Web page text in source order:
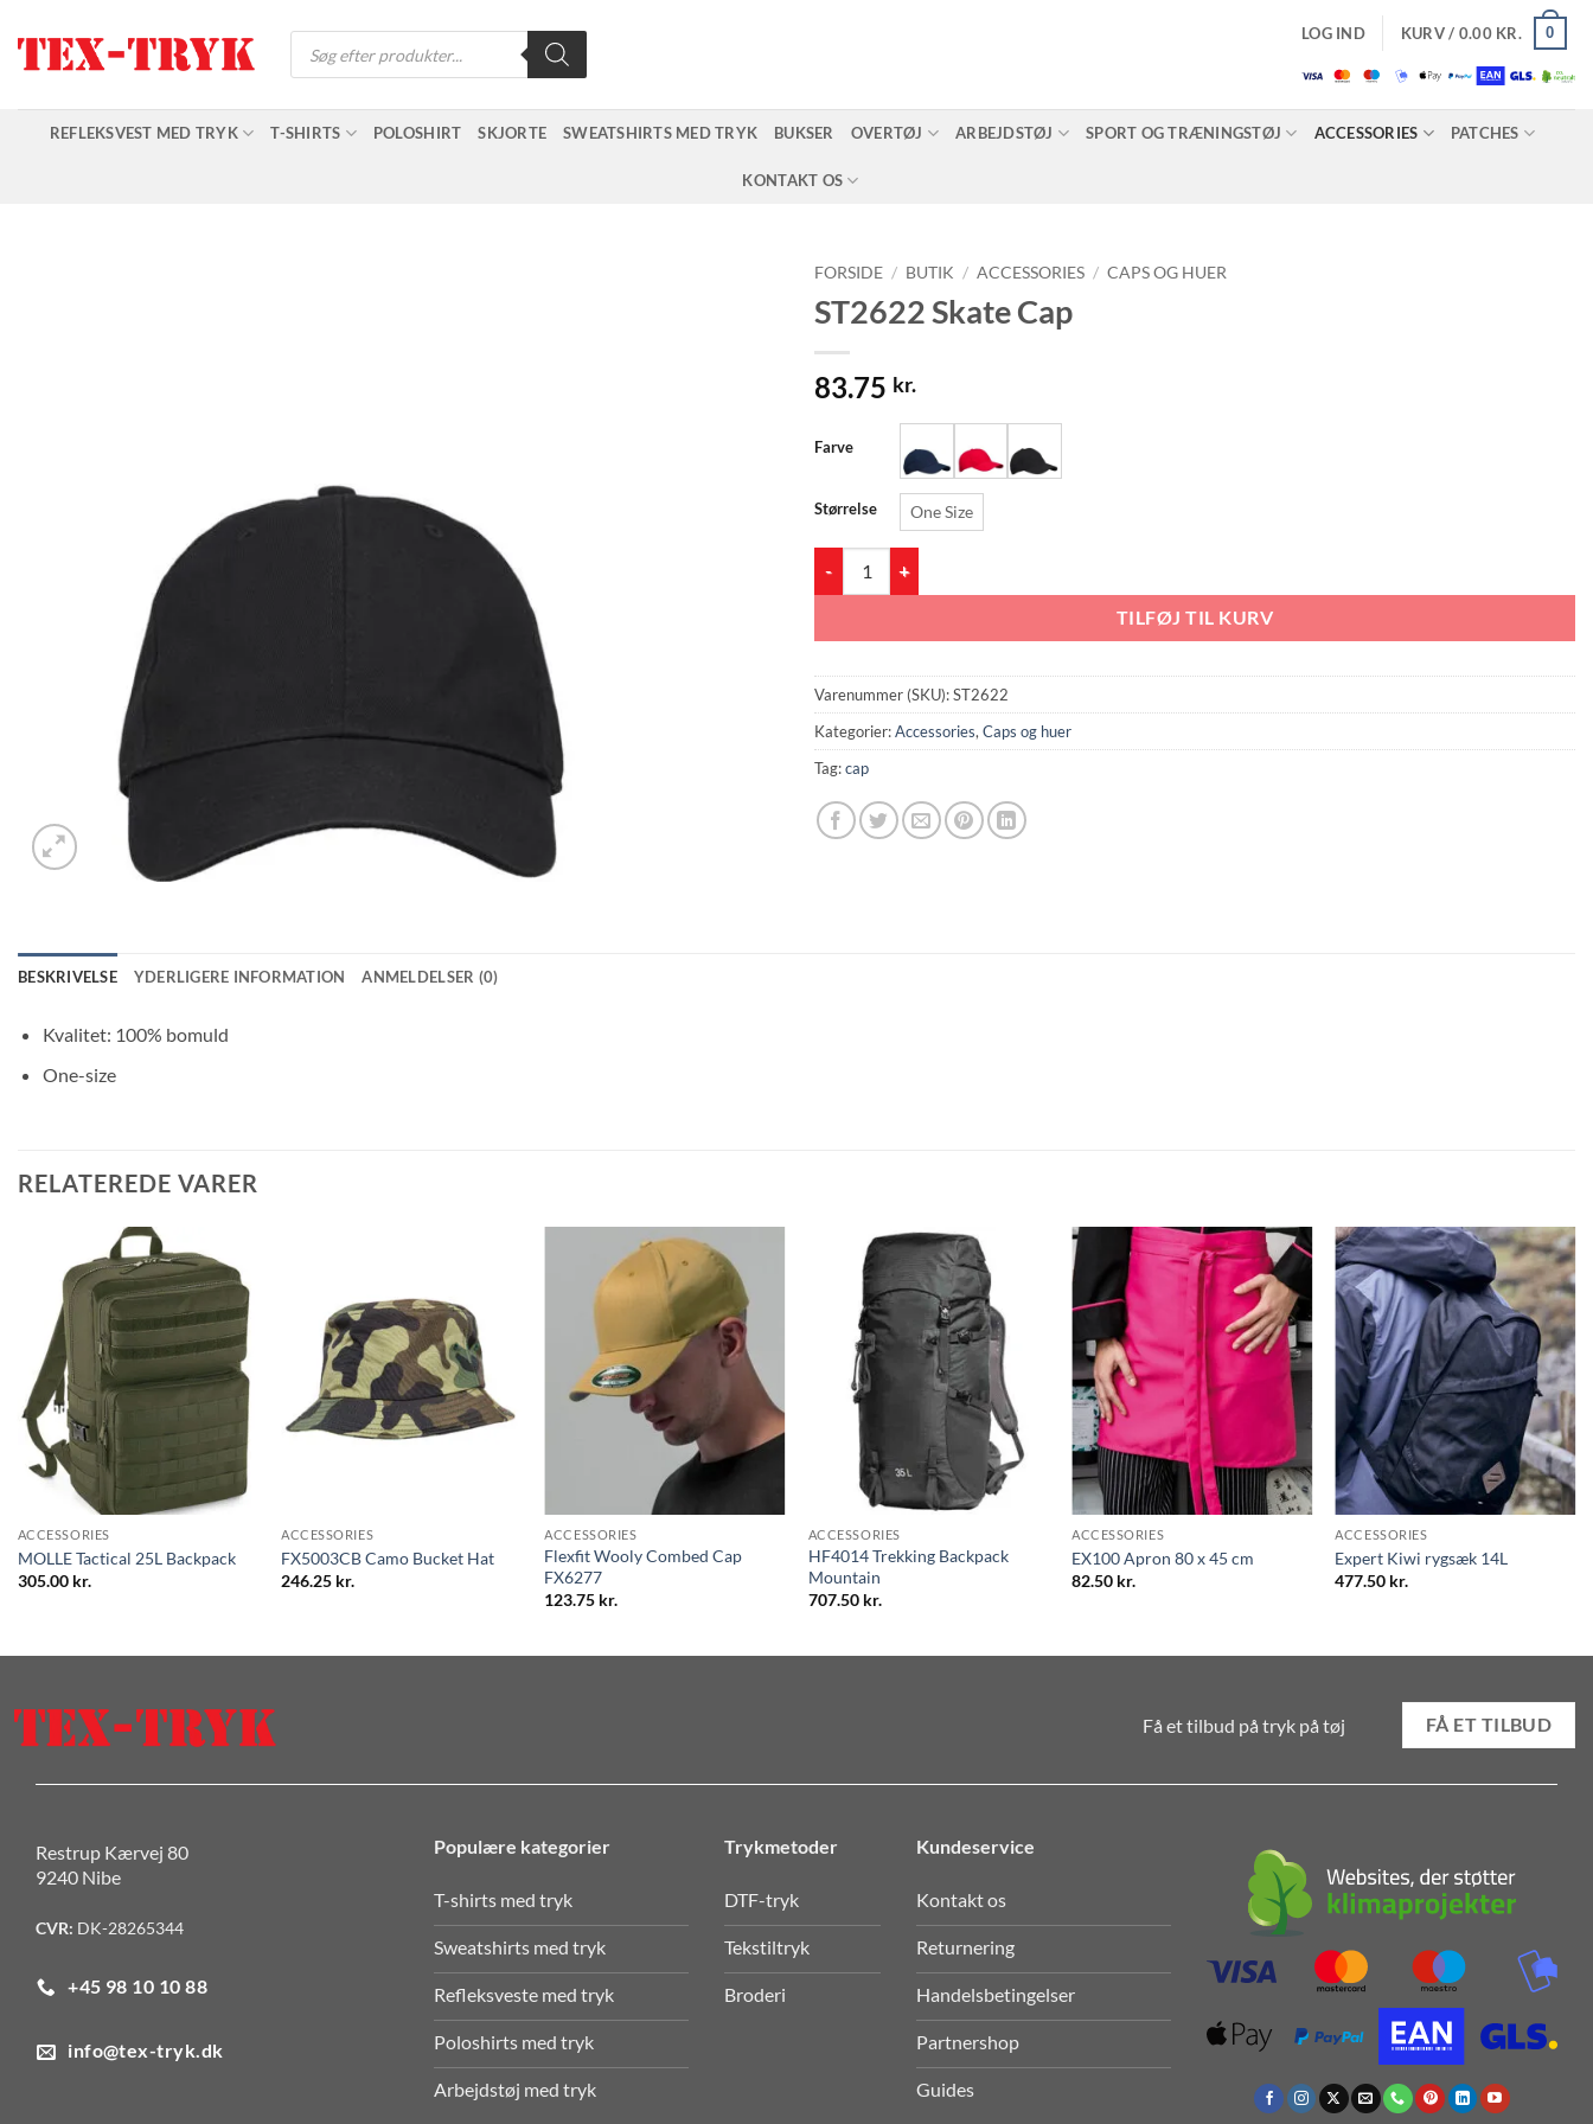
indhold
Products
search
LOG IND KURV / 0.00 KR. 0
REFLEKSVEST MED TRYK T-SHIRTS POLOSHIRT SKJORTE SWEATSHIRTS MED TRYK BUKSER OVERTØJ ARBEJDSTØJ SPORT OG TRÆNINGSTØJ ACCESSORIES PATCHES
KONTAKT OS
FORSIDE / BUTIK / ACCESSORIES / CAPS OG HUER
ST2622 Skate Cap
83.75 kr.
Farve
Størrelse One Size
TILFØJ TIL KURV
Varenummer (SKU):ST2622
Kategorier:Accessories, Caps og huer
Tag:cap
BESKRIVELSE YDERLIGERE INFORMATION ANMELDELSER (0)
Kvalitet: 100% bomuld
One-size
RELATEREDE VARER
ACCESSORIES
MOLLE Tactical 25L Backpack
305.00 kr.
ACCESSORIES
FX5003CB Camo Bucket Hat
246.25 kr.
ACCESSORIES
Flexfit Wooly Combed Cap
FX6277
123.75 kr.
ACCESSORIES
HF4014 Trekking Backpack
Mountain
707.50 kr.
ACCESSORIES
EX100 Apron 80 x 45 cm
82.50 kr.
ACCESSORIES
Expert Kiwi rygsæk 14L
477.50 kr.
Få et tilbud på tryk på tøj FÅ ET TILBUD
Restrup Kærvej 80
9240 Nibe
CVR: DK-28265344
+45 98 10 10 88
info@tex-tryk.dk
Populære kategorier
T-shirts med tryk
Sweatshirts med tryk
Refleksveste med tryk
Poloshirts med tryk
Arbejdstøj med tryk
Trykmetoder
DTF-tryk
Tekstiltryk
Broderi
Kundeservice
Kontakt os
Returnering
Handelsbetingelser
Partnershop
Guides